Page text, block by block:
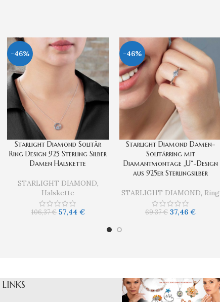
-46%
Starlight Diamond Solitär
Ring Design 925 Sterling Silber
Damen Halskette
STARLIGHT DIAMOND,
Halskette
106,37€ 57,44 €
-46%
Starlight Diamond Damen-
Solitärring mit
Diamantmontage „U“-Design
aus 925er Sterlingsilber
STARLIGHT DIAMOND, Ring
69,37€ 37,46€